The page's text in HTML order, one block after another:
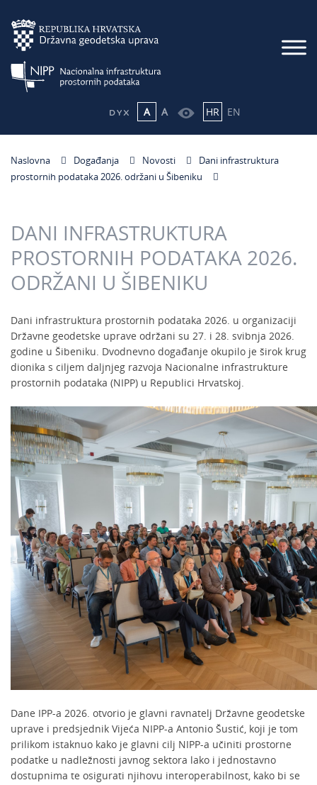
A A HR EN
Naslovna Događanja Novosti
Dani infrastruktura
prostornih podataka 2026. održani u Šibeniku
DANI INFRASTRUKTURA
PROSTORNIH PODATAKA 2026.
ODRŽANI U ŠIBENIKU
Dani infrastruktura prostornih podataka 2026. u organizaciji
Državne geodetske uprave održani su 27. i 28. svibnja 2026.
godine u Šibeniku. Dvodnevno događanje okupilo je širok krug
dionika s ciljem daljnjeg razvoja Nacionalne infrastrukture
prostornih podataka (NIPP) u Republici Hrvatskoj.
Dane IPP-a 2026. otvorio je glavni ravnatelj Državne geodetske
uprave i predsjednik Vijeća NIPP-a Antonio Šustić, koji je tom
prilikom istaknuo kako je glavni cilj NIPP-a učiniti prostorne
podatke u nadležnosti javnog sektora lako i jednostavno
dostupnima te osigurati njihovu interoperabilnost, kako bi se